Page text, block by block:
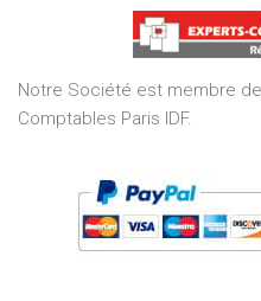
of
5
Notre Société est membre de
Comptables Paris IDF.